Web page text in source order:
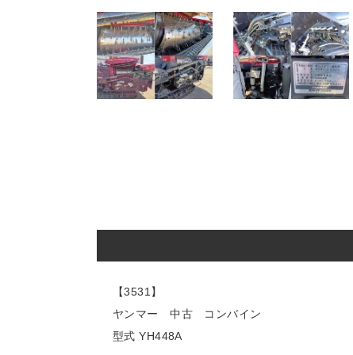
【3531】
ヤンマー 中古 コンバイン
型式 YH448A